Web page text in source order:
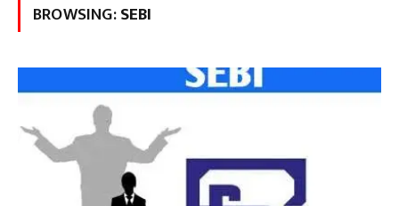
BROWSING:SEBI